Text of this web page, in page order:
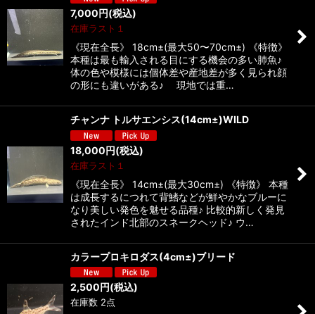
7,000円(税込)
在庫ラスト１
《現在全長》 18cm±(最大50〜70cm±) 《特徴》
本種は最も輸入される目にする機会の多い肺魚♪
体の色や模様には個体差や産地差が多く見られ顔
の形にも違いがある♪ 現地では重…
チャンナ トルサエンシス(14cm±)WILD
18,000円(税込)
在庫ラスト１
《現在全長》 14cm±(最大30cm±) 《特徴》 本種
は成長するにつれて背鰭などが鮮やかなブルーに
なり美しい発色を魅せる品種♪ 比較的新しく発見
されたインド北部のスネークヘッド♪ ウ…
カラープロキロダス(4cm±)ブリード
2,500円(税込)
在庫数 2点